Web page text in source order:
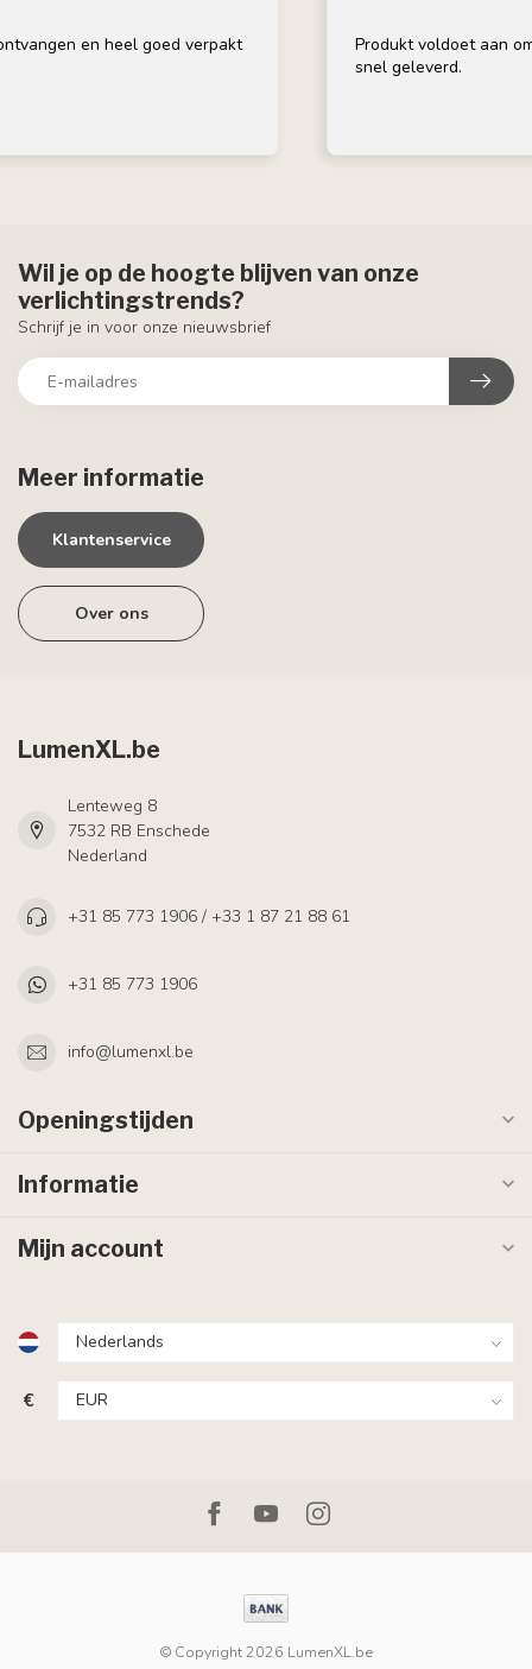
en heel goed verpakt
Produkt voldoet aan
snel geleverd.
Meer informatie
Klantenservice
Over ons
Wil je op de hoogte blijven van onze
verlichtingstrends?
Schrijf je in voor onze nieuwsbrief
LumenXL.be
Lenteweg 8
7532 RB Enschede
Nederland
+31 85 773 1906 / +33 1 87 21 88 61
+31 85 773 1906
info@lumenxl.be
Openingstijden
Informatie
Mijn account
€
© Copyright 2026 LumenXL.be